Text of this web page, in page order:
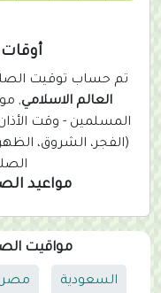
تم حساب توقيت
العالم الاسلامي,
المسلمين - وقت
(الفجر، الشروق،
مواعيد
مواقيت
السعودية مصر